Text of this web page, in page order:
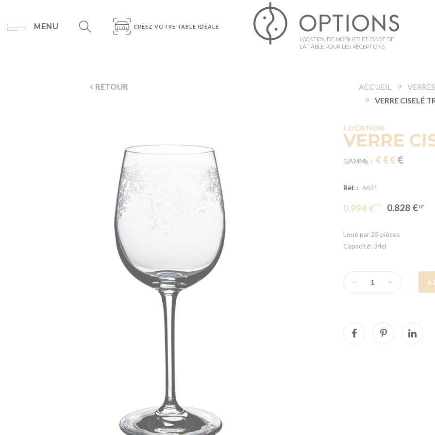
MENU CRÉEZ VOTRE TABLE IDÉALE
LOCATION DE MOBILIER ET D’ART DE
LA TABLE POUR LES RÉCEPTIONS
RETOUR ACCUEIL VERRES
LOCATION
VERRE
GAMME :
Réf. : 6631
0.994 € 0.828 €
Loué par 25 pièces
Capacité: 34cl